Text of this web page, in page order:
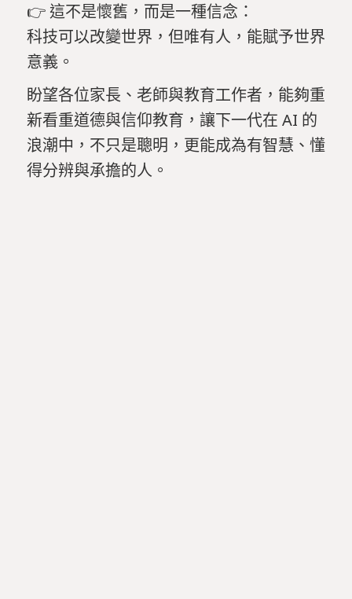
👉 這不是懷舊，而是一種信念：
科技可以改變世界，但唯有人，能賦予世界
意義。
盼望各位家長、老師與教育工作者，能夠重
新看重道德與信仰教育，讓下一代在 AI 的
浪潮中，不只是聰明，更能成為有智慧、懂
得分辨與承擔的人。